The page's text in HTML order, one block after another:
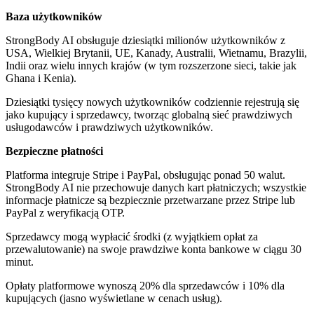
Baza użytkowników
StrongBody AI obsługuje dziesiątki milionów użytkowników z
USA, Wielkiej Brytanii, UE, Kanady, Australii, Wietnamu, Brazylii,
Indii oraz wielu innych krajów (w tym rozszerzone sieci, takie jak
Ghana i Kenia).
Dziesiątki tysięcy nowych użytkowników codziennie rejestrują się
jako kupujący i sprzedawcy, tworząc globalną sieć prawdziwych
usługodawców i prawdziwych użytkowników.
Bezpieczne płatności
Platforma integruje Stripe i PayPal, obsługując ponad 50 walut.
StrongBody AI nie przechowuje danych kart płatniczych; wszystkie
informacje płatnicze są bezpiecznie przetwarzane przez Stripe lub
PayPal z weryfikacją OTP.
Sprzedawcy mogą wypłacić środki (z wyjątkiem opłat za
przewalutowanie) na swoje prawdziwe konta bankowe w ciągu 30
minut.
Opłaty platformowe wynoszą 20% dla sprzedawców i 10% dla
kupujących (jasno wyświetlane w cenach usług).